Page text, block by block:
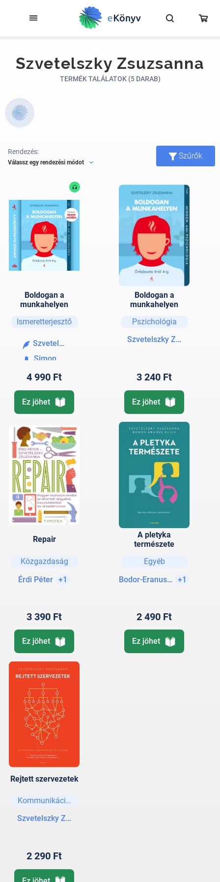
Szvetelszky Zsuzsanna
TERMÉK TALÁLATOK (5 DARAB)
Rendezés:
Válassz egy rendezési módot
Szűrők
Boldogan a
munkahelyen
Ismeretterjesztő
Szvetelszky Zsuzsanna
Simon Andrea
4 990 Ft
Ez jöhet
Boldogan a
munkahelyen
Pszichológia
Szvetelszky Zsuzsanna
3 240 Ft
Ez jöhet
Repair
Közgazdaság
Érdi Péter +1
3 390 Ft
Ez jöhet
A pletyka
természete
Egyéb
Bodor-Eranus Eliza
+1
2 490 Ft
Ez jöhet
Rejtett szervezetek
Kommunikáció, tárgyalástechnika
Szvetelszky Zsuzsanna
2 290 Ft